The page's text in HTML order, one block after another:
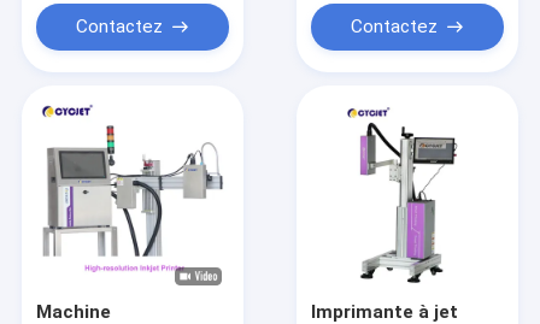
d'encre 37mm
Contactez Contactez
Machine
Imprimante à jet